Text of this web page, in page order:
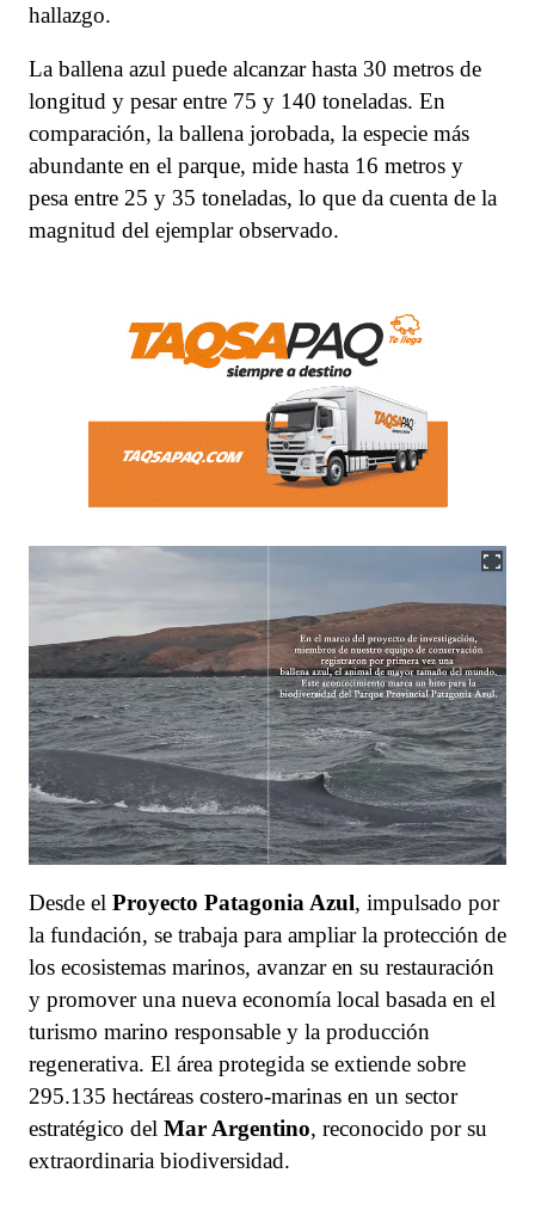
hallazgo.
La ballena azul puede alcanzar hasta 30 metros de
longitud y pesar entre 75 y 140 toneladas. En
comparación, la ballena jorobada, la especie más
abundante en el parque, mide hasta 16 metros y
pesa entre 25 y 35 toneladas, lo que da cuenta de la
magnitud del ejemplar observado.
Desde el Proyecto Patagonia Azul, impulsado por
la fundación, se trabaja para ampliar la protección de
los ecosistemas marinos, avanzar en su restauración
y promover una nueva economía local basada en el
turismo marino responsable y la producción
regenerativa. El área protegida se extiende sobre
295.135 hectáreas costero-marinas en un sector
estratégico del Mar Argentino, reconocido por su
extraordinaria biodiversidad.